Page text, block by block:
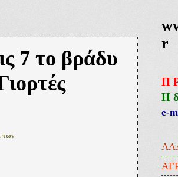
7 το βράδυ
των
r
Π
Η
e-